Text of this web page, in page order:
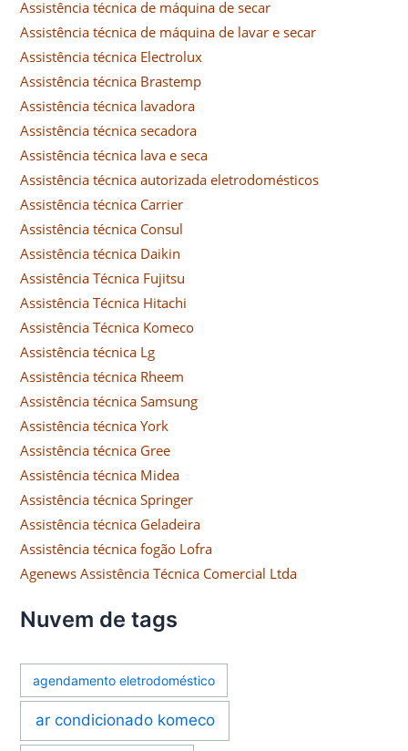
Assistência técnica de máquina de secar
Assistência técnica de máquina de lavar e secar
Assistência técnica Electrolux
Assistência técnica Brastemp
Assistência técnica lavadora
Assistência técnica secadora
Assistência técnica lava e seca
Assistência técnica autorizada eletrodomésticos
Assistência técnica Carrier
Assistência técnica Consul
Assistência técnica Daikin
Assistência Técnica Fujitsu
Assistência Técnica Hitachi
Assistência Técnica Komeco
Assistência técnica Lg
Assistência técnica Rheem
Assistência técnica Samsung
Assistência técnica York
Assistência técnica Gree
Assistência técnica Midea
Assistência técnica Springer
Assistência técnica Geladeira
Assistência técnica fogão Lofra
Agenews Assistência Técnica Comercial Ltda
Nuvem de tags
agendamento eletrodoméstico
ar condicionado komeco